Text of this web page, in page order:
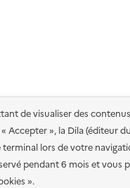
de visualiser des
Accepter », la Dila (éditeur
lors de votre
pendant 6 mois et
».
: totalement conforme